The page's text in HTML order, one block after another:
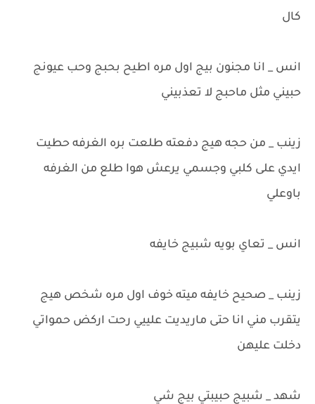
كال
انس _ انا مجنون بيج اول مره اطيح بحبج وحب عيونج
حبيني مثل ماحبج لا تعذبيني
زينب _ من حجه هيج دفعته طلعت بره الغرفه حطيت
ايدي على كلبي وجسمي يرعش هوا طلع من الغرفه
باوعلي
انس _ تعاي بويه شبيج خايفه
زينب _ صحيح خايفه ميته خوف اول مره شخص هيج
يتقرب مني انا حتى ماريديت علييي رحت اركض حمواتي
دخلت عليهن
شهد _ شبيج حبيبتي بيج شي